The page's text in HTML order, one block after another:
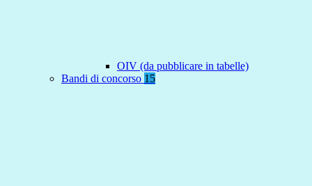
OIV (da pubblicare in tabelle)
Bandi di concorso 15